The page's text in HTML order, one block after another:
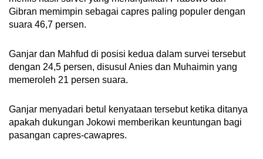
Gibran memimpin sebagai capres paling populer dengan
suara 46,7 persen.
Ganjar dan Mahfud di posisi kedua dalam survei tersebut
dengan 24,5 persen, disusul Anies dan Muhaimin yang
memeroleh 21 persen suara.
Ganjar menyadari betul kenyataan tersebut ketika ditanya
apakah dukungan Jokowi memberikan keuntungan bagi
pasangan capres-cawapres.